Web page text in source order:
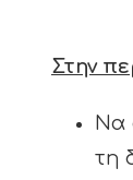
Στην
Να
τη